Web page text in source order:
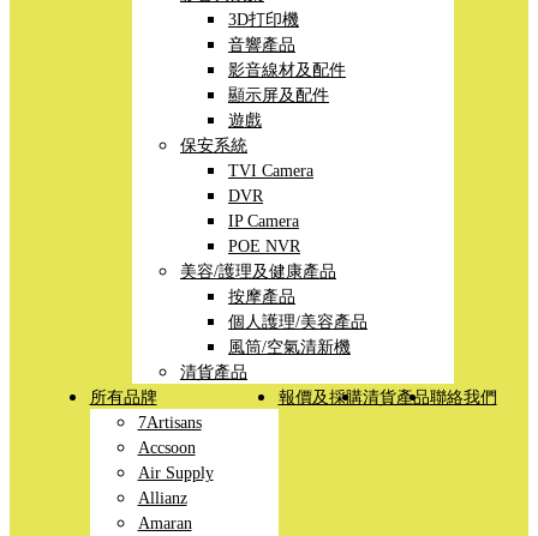
3D打印機
音響產品
影音線材及配件
顯示屏及配件
遊戲
保安系統
TVI Camera
DVR
IP Camera
POE NVR
美容/護理及健康產品
按摩產品
個人護理/美容產品
風筒/空氣清新機
清貨產品
所有品牌
7Artisans
Accsoon
Air Supply
Allianz
Amaran
報價及採購清貨產品聯絡我們